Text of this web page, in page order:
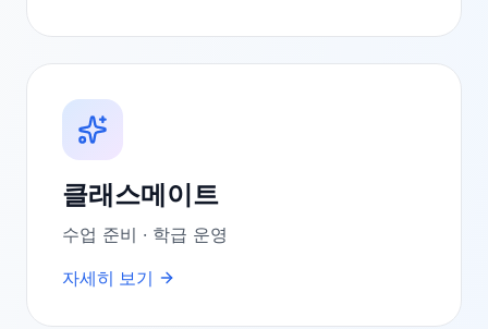
클래스메이트
수업 준비 · 학급 운영
자세히 보기